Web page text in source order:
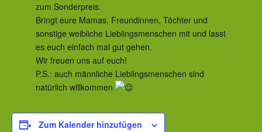
zum Sonderpreis.
Bringt eure Mamas, Freundinnen, Töchter und
sonstige weibliche Lieblingsmenschen mit und lasst
es euch einfach mal gut gehen.
Wir freuen uns auf euch!
P.S.: auch männliche Lieblingsmenschen sind
natürlich willkommen
Zum Kalender hinzufügen